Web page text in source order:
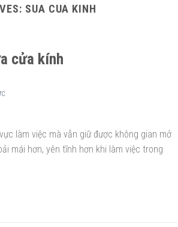
SUA CUA KINH
cửa kính
làm việc mà vẫn giữ được không gian mở
mái hơn, yên tĩnh hơn khi làm việc trong